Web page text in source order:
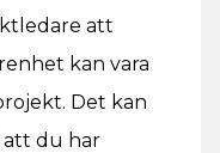
att
kan vara
Det kan
att du har